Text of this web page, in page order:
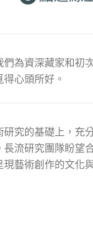
為資深藏家和初
心頭所好。
究的基礎上，充
流研究團隊盼望
藝術創作的文化